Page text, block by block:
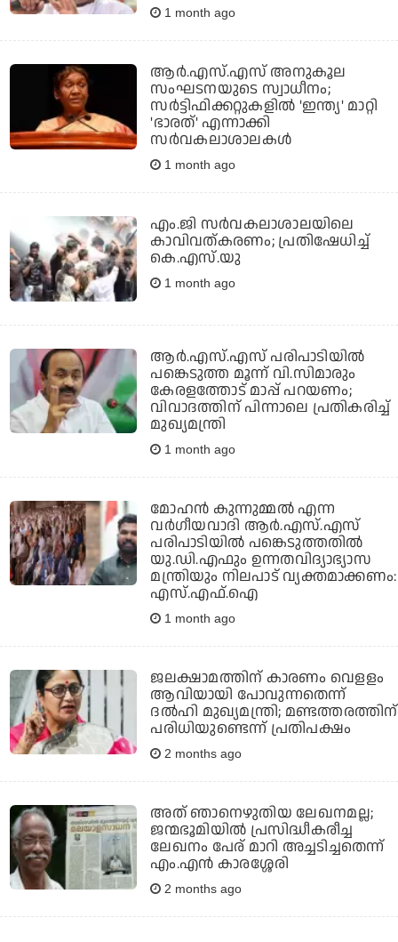
1 month ago
ആര്‍.എസ്.എസ് അനുകൂല
സംഘടനയുടെ സ്വാധീനം;
സര്‍ട്ടിഫിക്കറ്റുകളില്‍ 'ഇന്ത്യ' മാറ്റി
'ഭാരത്' എന്നാക്കി
സര്‍വകലാശാലകള്‍
1 month ago
എം.ജി സര്‍വകലാശാലയിലെ
കാവിവത്കരണം; പ്രതിഷേധിച്ച്
കെ.എസ്.യു
1 month ago
ആര്‍.എസ്.എസ് പരിപാടിയില്‍
പങ്കെടുത്ത മൂന്ന് വി.സിമാരും
കേരളത്തോട് മാപ്പ് പറയണം;
വിവാദത്തിന് പിന്നാലെ പ്രതികരിച്ച്
മുഖ്യമന്ത്രി
1 month ago
മോഹന്‍ കുന്നുമ്മല്‍ എന്ന
വര്‍ഗീയവാദി ആര്‍.എസ്.എസ്
പരിപാടിയില്‍ പങ്കെടുത്തതില്‍
യു.ഡി.എഫും ഉന്നതവിദ്യാഭ്യാസ
മന്ത്രിയും നിലപാട് വ്യക്തമാക്കണം:
എസ്.എഫ്.ഐ
1 month ago
ജലക്ഷാമത്തിന് കാരണം വെളളം
ആവിയായി പോവുന്നതെന്ന്
ദല്‍ഹി മുഖ്യമന്ത്രി; മണ്ടത്തരത്തിന്
പരിധിയുണ്ടെന്ന് പ്രതിപക്ഷം
2 months ago
അത് ഞാനെഴുതിയ ലേഖനമല്ല;
ജന്മഭൂമിയില്‍ പ്രസിദ്ധീകരീച്ച
ലേഖനം പേര് മാറി അച്ചടിച്ചതെന്ന്
എം.എന്‍ കാരശ്ശേരി
2 months ago